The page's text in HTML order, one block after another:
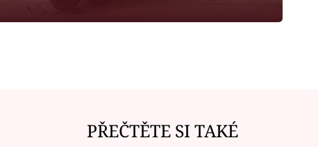
PŘEČTĚTE SI TAKÉ